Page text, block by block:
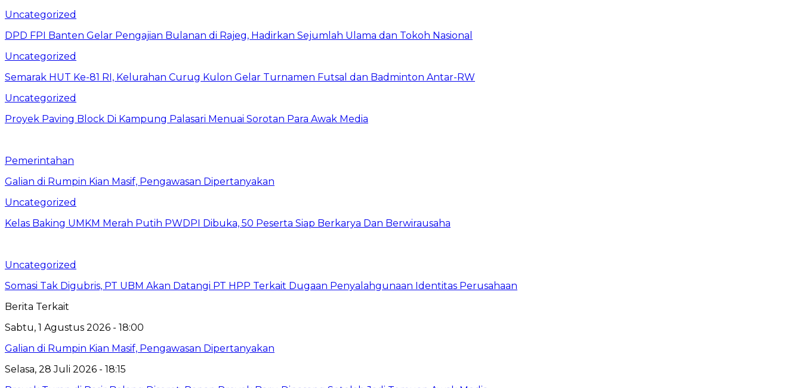
Uncategorized
DPD FPI Banten Gelar Pengajian Bulanan di Rajeg, Hadirkan Sejumlah Ulama dan Tokoh Nasional
Uncategorized
Semarak HUT Ke-81 RI, Kelurahan Curug Kulon Gelar Turnamen Futsal dan Badminton Antar-RW
Uncategorized
Proyek Paving Block Di Kampung Palasari Menuai Sorotan Para Awak Media
Pemerintahan
Galian di Rumpin Kian Masif, Pengawasan Dipertanyakan
Uncategorized
Kelas Baking UMKM Merah Putih PWDPI Dibuka, 50 Peserta Siap Berkarya Dan Berwirausaha
Uncategorized
Somasi Tak Digubris, PT UBM Akan Datangi PT HPP Terkait Dugaan Penyalahgunaan Identitas Perusahaan
Berita Terkait
Sabtu, 1 Agustus 2026 - 18:00
Galian di Rumpin Kian Masif, Pengawasan Dipertanyakan
Selasa, 28 Juli 2026 - 18:15